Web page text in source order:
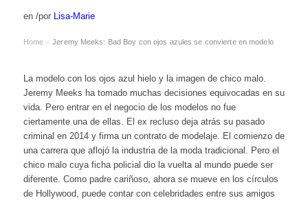
en /por Lisa-Marie
Home › Jeremy Meeks: Bad Boy con ojos azules se convierte en modelo
La modelo con los ojos azul hielo y la imagen de chico malo.
Jeremy Meeks ha tomado muchas decisiones equivocadas en su
vida. Pero entrar en el negocio de los modelos no fue
ciertamente una de ellas. El ex recluso deja atrás su pasado
criminal en 2014 y firma un contrato de modelaje. El comienzo de
una carrera que aflojó la industria de la moda tradicional. Pero el
chico malo cuya ficha policial dio la vuelta al mundo puede ser
diferente. Como padre cariñoso, ahora se mueve en los círculos
de Hollywood, puede contar con celebridades entre sus amigos